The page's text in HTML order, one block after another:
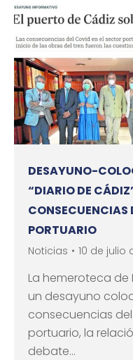
DESAYUNO-
“DIARIO DE
CONSECUENCIAS
PORTUARIO
Noticias 10 de julio
La hemeroteca de
un desayuno
consecuencias
portuario, la
debate…